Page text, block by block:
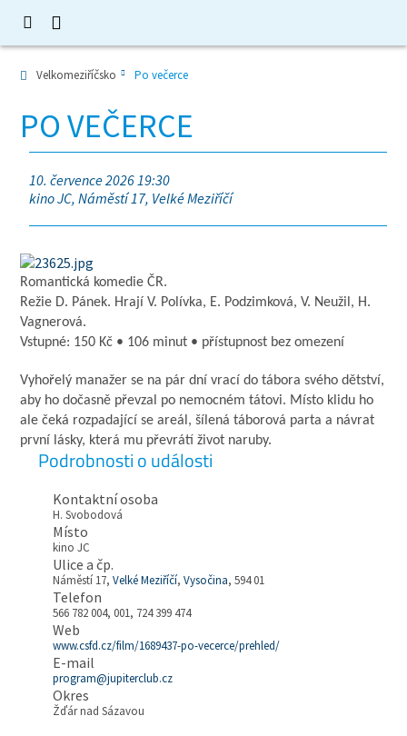
Velkomeziříčsko Po večerce
PO VEČERCE
10. července 2026 19:30
kino JC, Náměstí 17, Velké Meziříčí
Romantická komedie ČR.
Režie D. Pánek. Hrají V. Polívka, E. Podzimková, V. Neužil, H.
Vagnerová.
Vstupné: 150 Kč • 106 minut • přístupnost bez omezení
Vyhořelý manažer se na pár dní vrací do tábora svého dětství,
aby ho dočasně převzal po nemocném tátovi. Místo klidu ho
ale čeká rozpadající se areál, šílená táborová parta a návrat
první lásky, která mu převrátí život naruby.
Podrobnosti o události
Kontaktní osoba
H. Svobodová
Místo
kino JC
Ulice a čp.
Náměstí 17,Velké Meziříčí,Vysočina, 594 01
Telefon
566 782 004, 001, 724 399 474
Web
www.csfd.cz/film/1689437-po-vecerce/prehled/
E-mail
program@jupiterclub.cz
Okres
Žďár nad Sázavou